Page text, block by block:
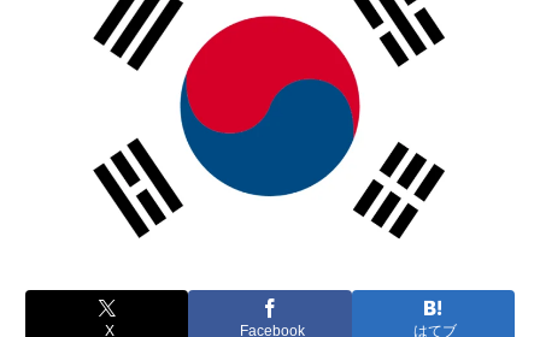
X Facebook はてブ